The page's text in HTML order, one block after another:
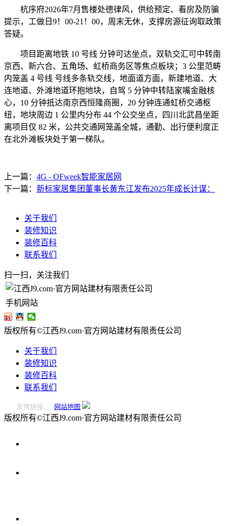
杭序府2026年7月售楼处德律风，供给预定、看房及防骗
提示，工做日9！00-21！00，周末无休，支撑房源征询取政策
答疑。
项目距离地铁 10 号线 分钟可达坐点，双轨交汇可中转南
京西、新六合、五角场、虹桥商务区等焦点板块；3 公里范畴
内笼盖 4 号线 号线多条轨交线，地面道方面，新建地道、大
连地道、外滩地道环抱地块，自驾 5 分钟中转陆家嘴金融核
心，10 分钟抵达南京西恒隆商圈，20 分钟连通虹桥交通枢
纽，地块周边 1 公里内分布 44 个公交坐点，四川北武昌坐距
离项目仅 82 米，公共交通网笼盖全城，通勤、出行便利度正
在北外滩板块处于第一梯队。
上一篇： 4G - OFweek智能家居网
下一篇： 新标家居集团董事长黄东江发布2025年成长计谋：
关于我们
装修知识
装修百科
联系我们
扫一扫，关注我们
手机网站
版权所有©江西J9.com·官方网站建材有限责任公司
关于我们
装修知识
装修百科
联系我们
友情链接： 网站地图
版权所有©江西J9.com·官方网站建材有限责任公司